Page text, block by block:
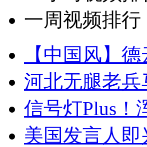
一周视频排行
【中国风】
河北无腿老兵
信号灯Plus！
美国发言人